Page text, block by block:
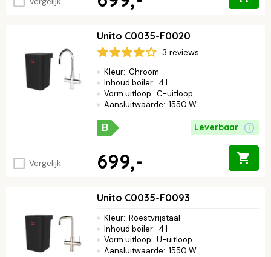
Vergelijk
Unito C0035-F0020
3 reviews
Kleur: Chroom
Inhoud boiler: 4 l
Vorm uitloop: C-uitloop
Aansluitwaarde: 1550 W
B Leverbaar
699,-
Unito C0035-F0093
Kleur: Roestvrijstaal
Inhoud boiler: 4 l
Vorm uitloop: U-uitloop
Aansluitwaarde: 1550 W